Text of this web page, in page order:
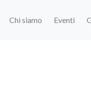
Chi siamo Eventi